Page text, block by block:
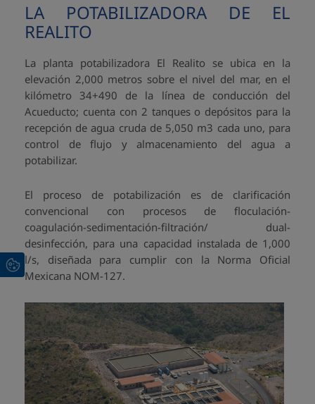
LA POTABILIZADORA DE EL
REALITO
La planta potabilizadora El Realito se ubica en la
elevación 2,000 metros sobre el nivel del mar, en el
kilómetro 34+490 de la línea de conducción del
Acueducto; cuenta con 2 tanques o depósitos para la
recepción de agua cruda de 5,050 m3 cada uno, para
control de flujo y almacenamiento del agua a
potabilizar.
El proceso de potabilización es de clarificación
convencional con procesos de floculación-
coagulación-sedimentación-filtración/ dual-
desinfección, para una capacidad instalada de 1,000
l/s, diseñada para cumplir con la Norma Oficial
Mexicana NOM-127.